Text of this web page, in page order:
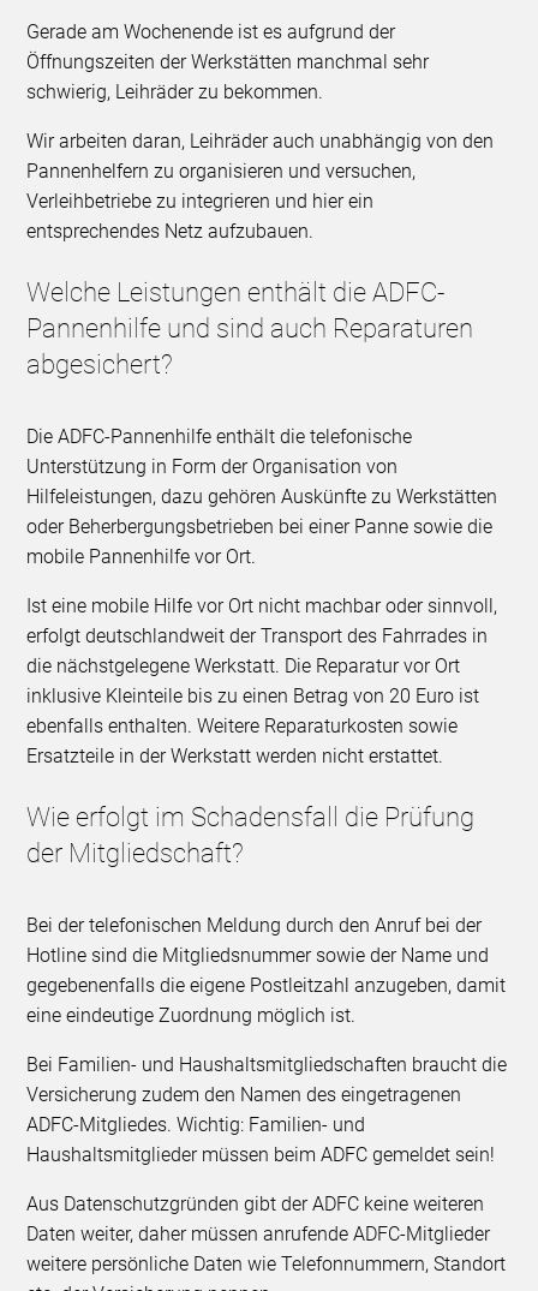
Gerade am Wochenende ist es aufgrund der
Öffnungszeiten der Werkstätten manchmal sehr
schwierig, Leihräder zu bekommen.
Wir arbeiten daran, Leihräder auch unabhängig von den
Pannenhelfern zu organisieren und versuchen,
Verleihbetriebe zu integrieren und hier ein
entsprechendes Netz aufzubauen.
Welche Leistungen enthält die ADFC-
Pannenhilfe und sind auch Reparaturen
abgesichert?
Die ADFC-Pannenhilfe enthält die telefonische
Unterstützung in Form der Organisation von
Hilfeleistungen, dazu gehören Auskünfte zu Werkstätten
oder Beherbergungsbetrieben bei einer Panne sowie die
mobile Pannenhilfe vor Ort.
Ist eine mobile Hilfe vor Ort nicht machbar oder sinnvoll,
erfolgt deutschlandweit der Transport des Fahrrades in
die nächstgelegene Werkstatt. Die Reparatur vor Ort
inklusive Kleinteile bis zu einen Betrag von 20 Euro ist
ebenfalls enthalten. Weitere Reparaturkosten sowie
Ersatzteile in der Werkstatt werden nicht erstattet.
Wie erfolgt im Schadensfall die Prüfung
der Mitgliedschaft?
Bei der telefonischen Meldung durch den Anruf bei der
Hotline sind die Mitgliedsnummer sowie der Name und
gegebenenfalls die eigene Postleitzahl anzugeben, damit
eine eindeutige Zuordnung möglich ist.
Bei Familien- und Haushaltsmitgliedschaften braucht die
Versicherung zudem den Namen des eingetragenen
ADFC-Mitgliedes. Wichtig: Familien- und
Haushaltsmitglieder müssen beim ADFC gemeldet sein!
Aus Datenschutzgründen gibt der ADFC keine weiteren
Daten weiter, daher müssen anrufende ADFC-Mitglieder
weitere persönliche Daten wie Telefonnummern, Standort